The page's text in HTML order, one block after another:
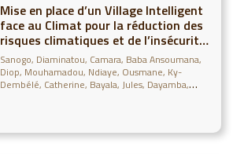
Mise en place d’un Village Intelligent
face au Climat pour la réduction des
risques climatiques et de l’insécurité
alimentaire à Daga-Birame, Sénégal.
Guide de visite de terrain pour la
Réunion du Comité Scientifique
Sanogo, Diaminatou Camara, Baba Ansoumana
Diop, Mouhamadou Ndiaye, Ousmane Ky-
Dembélé, Catherine Bayala, Jules Dayamba,